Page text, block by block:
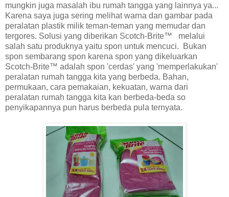
mungkin juga masalah ibu rumah tangga yang lainnya ya...
Karena saya juga sering melihat warna dan gambar pada
peralatan plastik milik teman-teman yang memudar dan
tergores. Solusi yang diberikan Scotch-Brite™ melalui
salah satu produknya yaitu spon untuk mencuci. Bukan
spon sembarang spon karena spon yang dikeluarkan
Scotch-Brite™ adalah spon 'cerdas' yang 'memperlakukan'
peralatan rumah tangga kita yang berbeda. Bahan,
permukaan, cara pemakaian, kekuatan, warna dari
peralatan rumah tangga kita kan berbeda-beda so
penyikapannya pun harus berbeda pula ternyata.